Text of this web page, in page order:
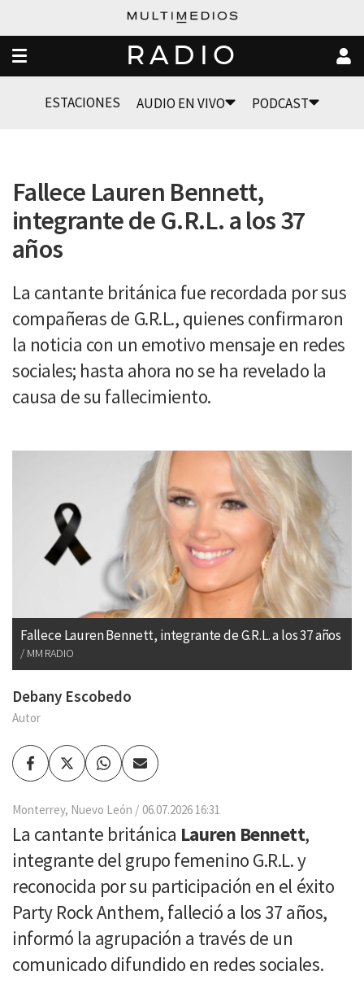
RADIO
ESTACIONES AUDIO EN VIVO PODCAST
Fallece Lauren Bennett,
integrante de G.R.L. a los 37
años
La cantante británica fue recordada por sus
compañeras de G.R.L., quienes confirmaron
la noticia con un emotivo mensaje en redes
sociales; hasta ahora no se ha revelado la
causa de su fallecimiento.
Fallece Lauren Bennett, integrante de G.R.L. a los 37 años
MM RADIO
Debany Escobedo
Autor
FacebookTwitterWhatsapp
Enviar
por
Monterrey, Nuevo León 06.07.2026 16:31
La cantante británica Lauren Bennett,
integrante del grupo femenino G.R.L. y
reconocida por su participación en el éxito
Party Rock Anthem, falleció a los 37 años,
informó la agrupación a través de un
comunicado difundido en redes sociales.